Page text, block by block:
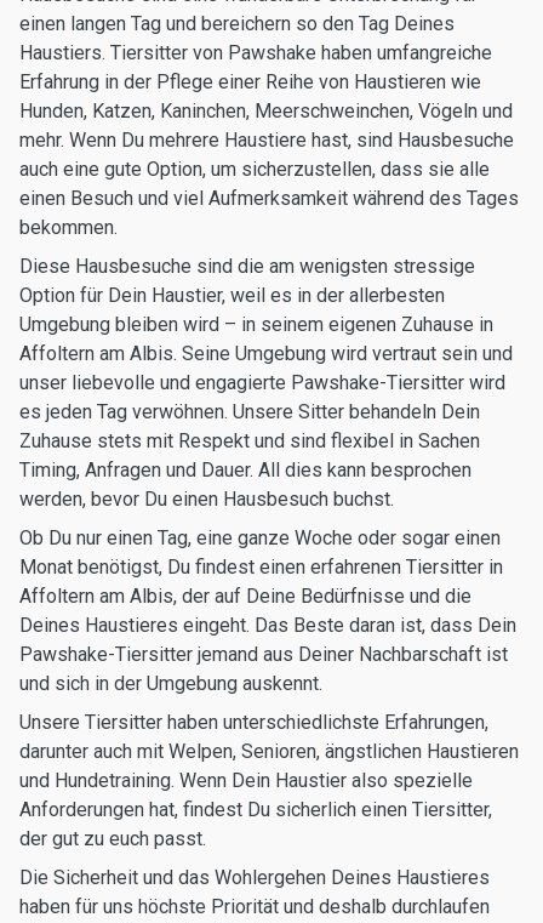
einen langen Tag und bereichern so den Tag Deines
Haustiers. Tiersitter von Pawshake haben umfangreiche
Erfahrung in der Pflege einer Reihe von Haustieren wie
Hunden, Katzen, Kaninchen, Meerschweinchen, Vögeln und
mehr. Wenn Du mehrere Haustiere hast, sind Hausbesuche
auch eine gute Option, um sicherzustellen, dass sie alle
einen Besuch und viel Aufmerksamkeit während des Tages
bekommen.
Diese Hausbesuche sind die am wenigsten stressige
Option für Dein Haustier, weil es in der allerbesten
Umgebung bleiben wird – in seinem eigenen Zuhause in
Affoltern am Albis. Seine Umgebung wird vertraut sein und
unser liebevolle und engagierte Pawshake-Tiersitter wird
es jeden Tag verwöhnen. Unsere Sitter behandeln Dein
Zuhause stets mit Respekt und sind flexibel in Sachen
Timing, Anfragen und Dauer. All dies kann besprochen
werden, bevor Du einen Hausbesuch buchst.
Ob Du nur einen Tag, eine ganze Woche oder sogar einen
Monat benötigst, Du findest einen erfahrenen Tiersitter in
Affoltern am Albis, der auf Deine Bedürfnisse und die
Deines Haustieres eingeht. Das Beste daran ist, dass Dein
Pawshake-Tiersitter jemand aus Deiner Nachbarschaft ist
und sich in der Umgebung auskennt.
Unsere Tiersitter haben unterschiedlichste Erfahrungen,
darunter auch mit Welpen, Senioren, ängstlichen Haustieren
und Hundetraining. Wenn Dein Haustier also spezielle
Anforderungen hat, findest Du sicherlich einen Tiersitter,
der gut zu euch passt.
Die Sicherheit und das Wohlergehen Deines Haustieres
haben für uns höchste Priorität und deshalb durchlaufen